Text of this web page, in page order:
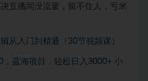
直播间没流量，留不住人，亏米
从入门到精通（30节视频课）
，蓝海项目，轻松日入3000+ 小